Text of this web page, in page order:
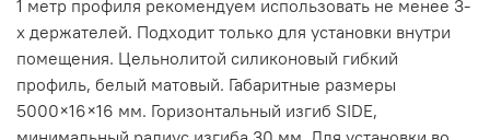
1 метр профиля рекомендуем использовать не менее 3-
х держателей. Подходит только для установки внутри
помещения. Цельнолитой силиконовый гибкий
профиль, белый матовый. Габаритные размеры
5000×16×16 мм. Горизонтальный изгиб SIDE,